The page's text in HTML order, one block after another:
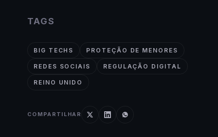
TAGS
BIG TECHS PROTEÇÃO DE MENORES
REDES SOCIAIS REGULAÇÃO DIGITAL
REINO UNIDO
COMPARTILHAR